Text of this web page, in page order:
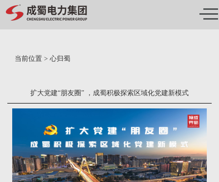
成蜀丨心归蜀
当前位置 > 心归蜀
扩大党建“朋友圈” ，成蜀积极探索区域化党建新模式